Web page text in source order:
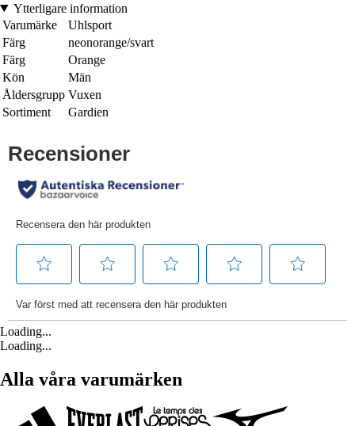
Ytterligare information
Varumärke
Uhlsport
Färg
neonorange/svart
Färg
Orange
Kön
Män
Åldersgrupp Vuxen
Sortiment
Gardien
Loading...
Loading...
Alla våra varumärken